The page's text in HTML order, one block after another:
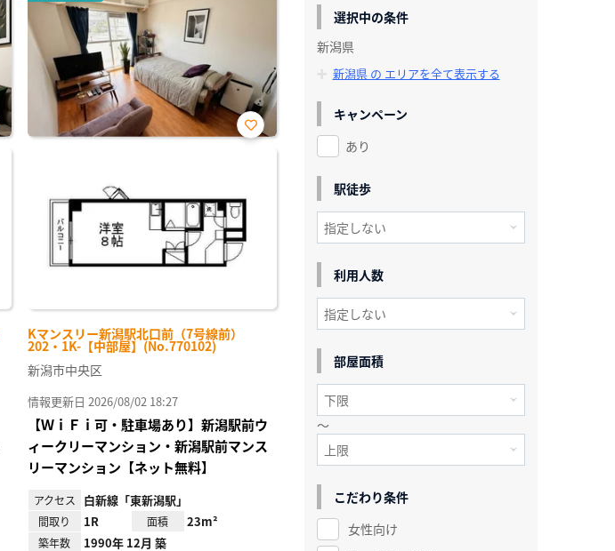
Kマンスリー新潟駅北口前（7号線前）
202・1K-【中部屋】(No.770102)
お気
新潟市中央区
情報更新日 2026/08/02 18:27
【ＷｉＦｉ可・駐車場あり】新潟駅前ウ
ィークリーマンション・新潟駅前マンス
リーマンション【ネット無料】
アクセス 白新線「東新潟駅」
間取り 1R 面積 23m²
築年数 1990年 12月 築
選択中の条件
新潟県
新潟県 の エリアを全て表示する
キャンペーン
あり
駅徒歩
利用人数
部屋面積
～
こだわり条件
女性向け